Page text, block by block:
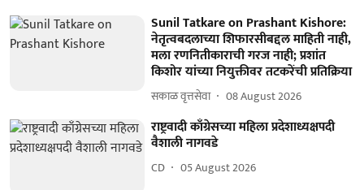
Sunil Tatkare on Prashant Kishore:
नेतृत्वबदलाच्या शिफारसीबद्दल माहिती नाही,
मला रणनितीकाराची गरज नाही; प्रशांत
किशोर यांच्या नियुक्तीवर तटकरेंची प्रतिक्रिया
सकाळ वृत्तसेवा 08 August 2026
राष्ट्रवादी काँग्रेसच्या महिला प्रदेशाध्यक्षपदी
वैशाली नागवडे
CD 05 August 2026